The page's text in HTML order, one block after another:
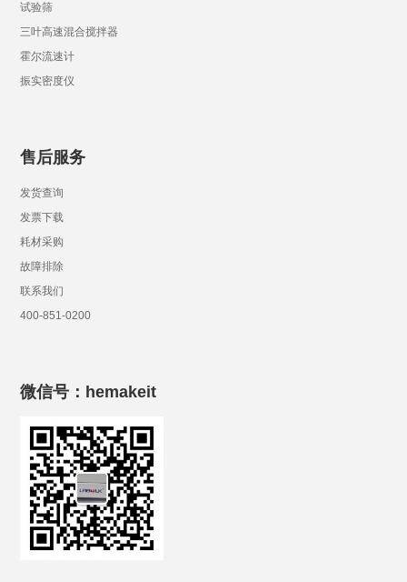
试验筛
三叶高速混合搅拌器
霍尔流速计
振实密度仪
售后服务
发货查询
发票下载
耗材采购
故障排除
联系我们
400-851-0200
微信号：hemakeit